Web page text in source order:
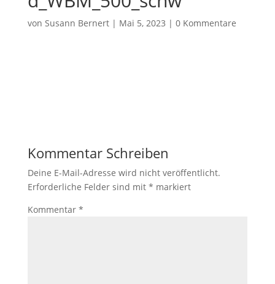
von Susann Bernert| Mai 5, 2023 | 0 Kommentare
Kommentar Schreiben
Deine E-Mail-Adresse wird nicht veröffentlicht.
Erforderliche Felder sind mit * markiert
Kommentar *